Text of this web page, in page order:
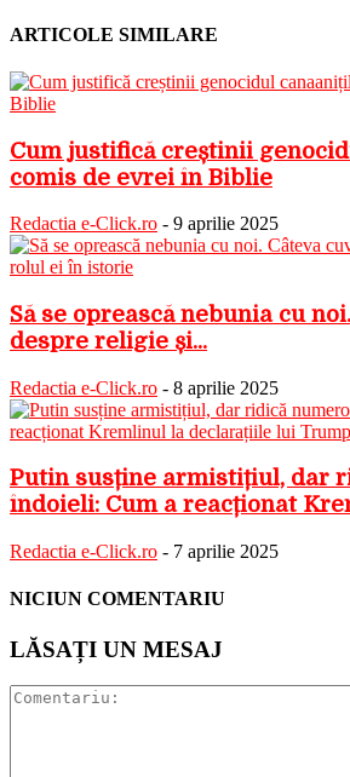
ARTICOLE SIMILARE
Cum justifică creștinii
comis de evrei în Biblie
Redactia e-Click.ro - 9 aprilie 2025
Să se oprească nebunia cu
despre religie și...
Redactia e-Click.ro - 8 aprilie 2025
Putin susține armistițiul, dar
îndoieli: Cum a reacționat
Redactia e-Click.ro - 7 aprilie 2025
NICIUN COMENTARIU
LĂSAȚI UN MESAJ